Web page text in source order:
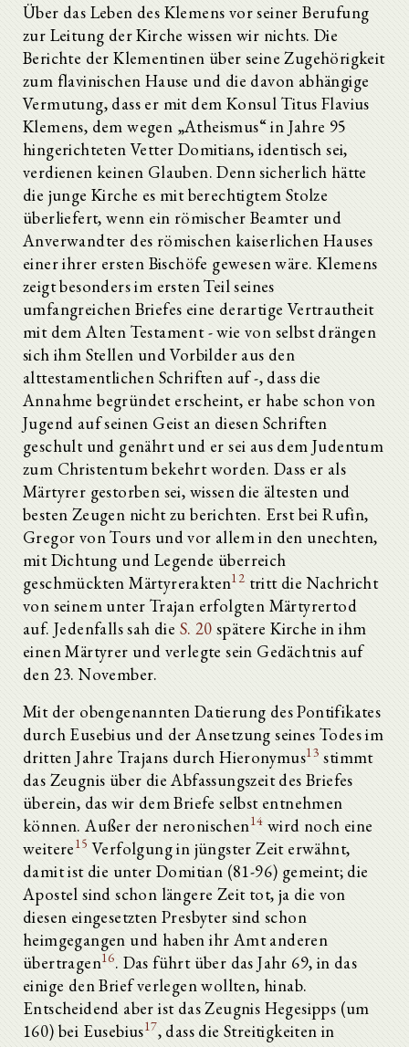
Über das Leben des Klemens vor seiner Berufung
zur Leitung der Kirche wissen wir nichts. Die
Berichte der Klementinen über seine Zugehörigkeit
zum flavinischen Hause und die davon abhängige
Vermutung, dass er mit dem Konsul Titus Flavius
Klemens, dem wegen „Atheismus“ in Jahre 95
hingerichteten Vetter Domitians, identisch sei,
verdienen keinen Glauben. Denn sicherlich hätte
die junge Kirche es mit berechtigtem Stolze
überliefert, wenn ein römischer Beamter und
Anverwandter des römischen kaiserlichen Hauses
einer ihrer ersten Bischöfe gewesen wäre. Klemens
zeigt besonders im ersten Teil seines
umfangreichen Briefes eine derartige Vertrautheit
mit dem Alten Testament - wie von selbst drängen
sich ihm Stellen und Vorbilder aus den
alttestamentlichen Schriften auf -, dass die
Annahme begründet erscheint, er habe schon von
Jugend auf seinen Geist an diesen Schriften
geschult und genährt und er sei aus dem Judentum
zum Christentum bekehrt worden. Dass er als
Märtyrer gestorben sei, wissen die ältesten und
besten Zeugen nicht zu berichten. Erst bei Rufin,
Gregor von Tours und vor allem in den unechten,
mit Dichtung und Legende überreich
geschmückten Märtyrerakten12 tritt die Nachricht
von seinem unter Trajan erfolgten Märtyrertod
auf. Jedenfalls sah die S. 20 spätere Kirche in ihm
einen Märtyrer und verlegte sein Gedächtnis auf
den 23. November.
Mit der obengenannten Datierung des Pontifikates
durch Eusebius und der Ansetzung seines Todes im
dritten Jahre Trajans durch Hieronymus13 stimmt
das Zeugnis über die Abfassungszeit des Briefes
überein, das wir dem Briefe selbst entnehmen
können. Außer der neronischen14 wird noch eine
weitere15 Verfolgung in jüngster Zeit erwähnt,
damit ist die unter Domitian (81-96) gemeint; die
Apostel sind schon längere Zeit tot, ja die von
diesen eingesetzten Presbyter sind schon
heimgegangen und haben ihr Amt anderen
übertragen16. Das führt über das Jahr 69, in das
einige den Brief verlegen wollten, hinab.
Entscheidend aber ist das Zeugnis Hegesipps (um
160) bei Eusebius17, dass die Streitigkeiten in